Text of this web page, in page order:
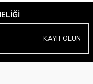
KAYIT OLUN